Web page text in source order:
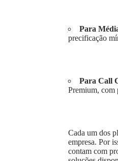
Para
precificação
Para Call
Premium, com
Cada um dos
empresa. Por
contam com